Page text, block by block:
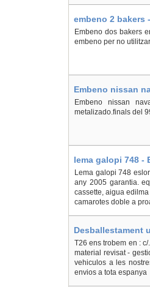
embeno 2 bakers
Embeno dos bakers
embeno per no
Embeno nissan
Embeno nissan
metalizado.finals del
lema galopi 748 -
Lema galopi 748
any 2005 garantia.
cassette, aigua
camarotes doble a
Desballestament
T26 ens trobem en :
material revisat -
vehiculos a les
envios a tota espanya